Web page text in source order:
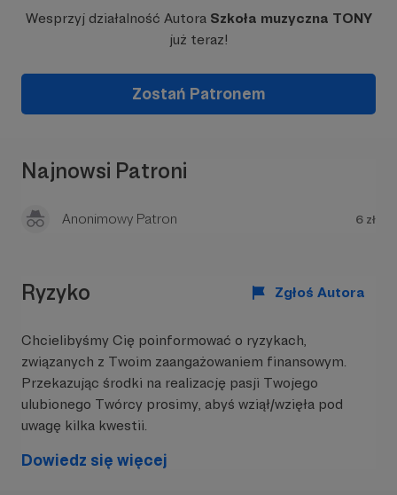
Dlaczego Patronite?Większość rzeczy
udostępniana przez nas dla was jest
zupełnie darmowa, pracujemy nad nimi z
W tym miejscu powinna być zewnętrzna
Aby zobaczyć treść musisz zmienić ustawienia
polityki prywatności
Wesprzyj działalność Autora Szkoła muzyczna TONY
już teraz!
Zostań Patronem
Najnowsi Patroni
Anonimowy Patron 6 zł
Ryzyko Zgłoś Autora
Chcielibyśmy Cię poinformować o ryzykach,
związanych z Twoim zaangażowaniem finansowym.
Przekazując środki na realizację pasji Twojego
ulubionego Twórcy prosimy, abyś wziął/wzięła pod
uwagę kilka kwestii.
Dowiedz się więcej